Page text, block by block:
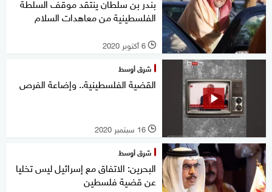
الفلسطينية من معاهدات السلام
l 6 أكتوبر 2020
شرق أوسط
القضية الفلسطينية.. وإضاعة الفرص
l 16 سبتمبر 2020
شرق أوسط
البحرين: الاتفاق مع إسرائيل ليس تخليا
عن قضية فلسطين